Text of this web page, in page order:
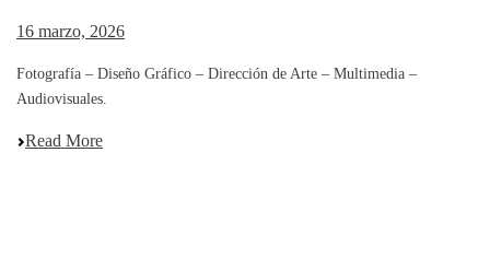
16 marzo, 2026
Fotografía – Diseño Gráfico – Dirección de Arte – Multimedia –
Audiovisuales.
Read More